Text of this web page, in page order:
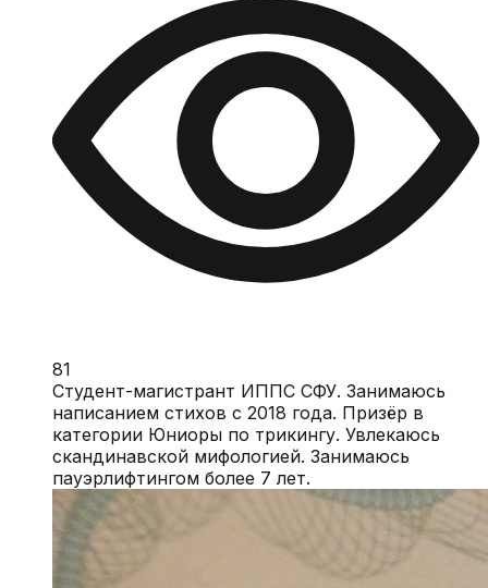
81
Студент-магистрант ИППС СФУ. Занимаюсь
написанием стихов с 2018 года. Призёр в
категории Юниоры по трикингу. Увлекаюсь
скандинавской мифологией. Занимаюсь
пауэрлифтингом более 7 лет.